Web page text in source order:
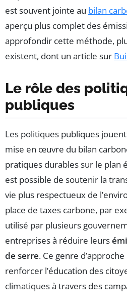
est souvent jointe au bilan
aperçu plus complet des
approfondir cette méthode,
existent, dont un article sur
Le rôle des
publiques
Les politiques publiques
mise en œuvre du bilan
pratiques durables sur le plan
est possible de soutenir la
vie plus respectueux de
place de taxes carbone, par
utilisé par plusieurs
entreprises à réduire leurs
de serre. Ce genre
renforcer l’éducation des
climatiques à travers des